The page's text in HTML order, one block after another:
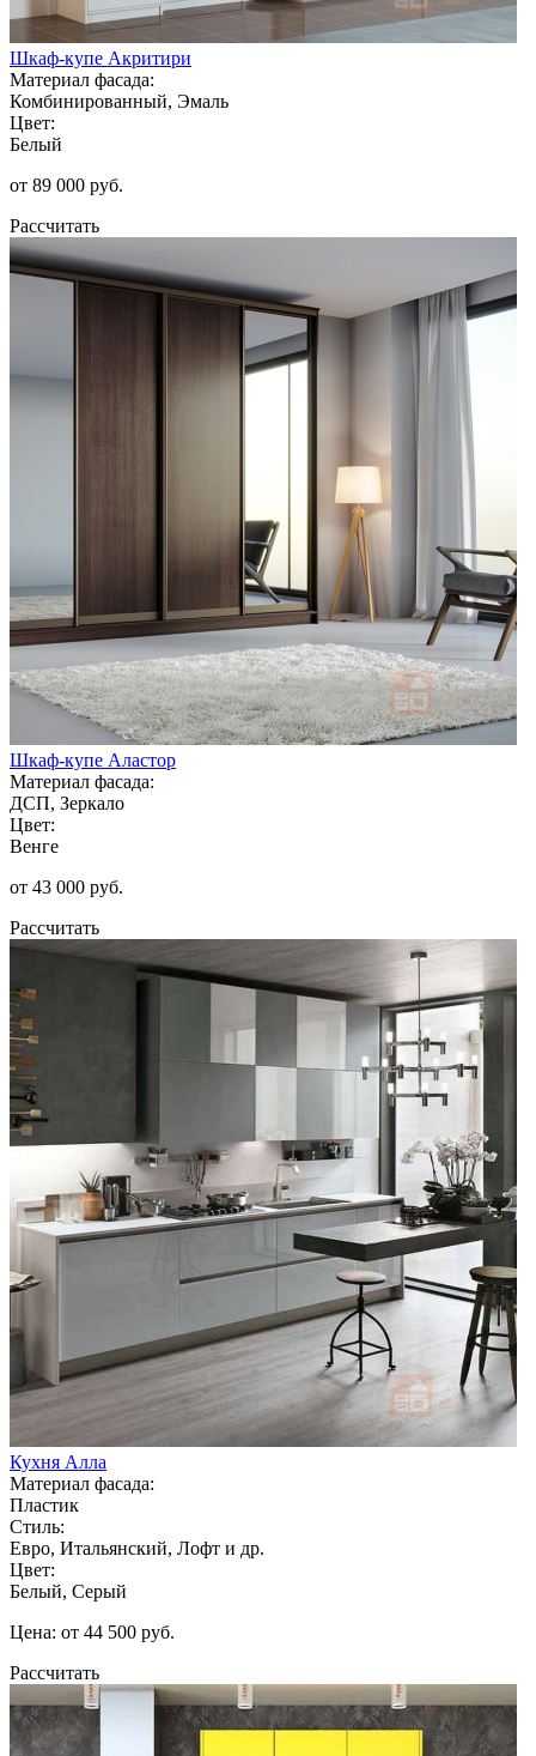
Шкаф-купе Акритири
Материал фасада:
Комбинированный, Эмаль
Цвет:
Белый
от 89 000 руб.
Рассчитать
Шкаф-купе Аластор
Материал фасада:
ДСП, Зеркало
Цвет:
Венге
от 43 000 руб.
Рассчитать
Кухня Алла
Материал фасада:
Пластик
Стиль:
Евро, Итальянский, Лофт и др.
Цвет:
Белый, Серый
Цена: от 44 500 руб.
Рассчитать